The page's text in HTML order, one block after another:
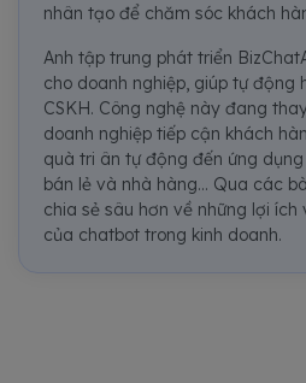
nhân tạo để chăm sóc khách
Anh tập trung phát triển
cho doanh nghiệp, giúp tự động
CSKH. Công nghệ này đang
doanh nghiệp tiếp cận khách
quà tri ân tự động đến ứng
bán lẻ và nhà hàng... Qua các
chia sẻ sâu hơn về những lợi
của chatbot trong kinh doanh.